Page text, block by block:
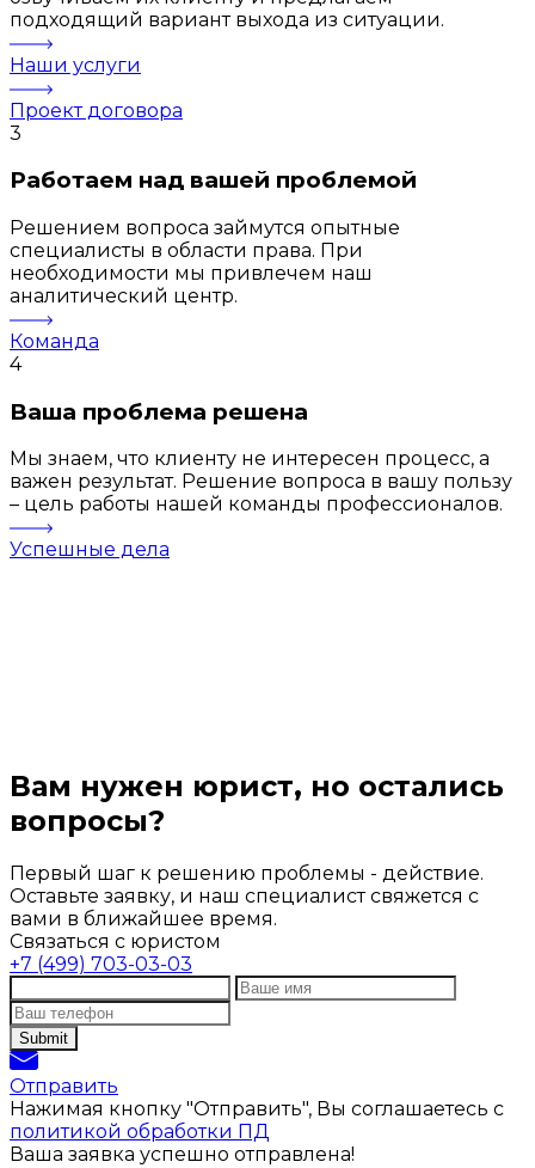
подходящий вариант выхода из ситуации.
Наши услуги
Проект договора
3
Работаем над вашей проблемой
Решением вопроса займутся опытные
специалисты в области права. При
необходимости мы привлечем наш
аналитический центр.
Команда
4
Ваша проблема решена
Мы знаем, что клиенту не интересен процесс, а
важен результат. Решение вопроса в вашу пользу
– цель работы нашей команды профессионалов.
Успешные дела
Вам нужен юрист, но остались
вопросы?
Первый шаг к решению проблемы - действие.
Оставьте заявку, и наш специалист свяжется с
вами в ближайшее время.
Связаться с юристом
+7 (499) 703-03-03
Отправить
Нажимая кнопку "Отправить", Вы соглашаетесь с
политикой обработки ПД
Ваша заявка успешно отправлена!